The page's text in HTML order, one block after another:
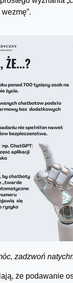
zadzwoń
że podawanie